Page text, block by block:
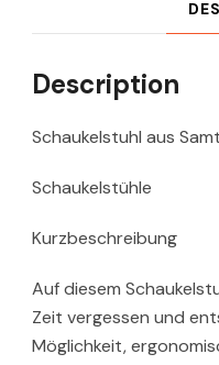
Description
Schaukelstuhl aus
Schaukelstühle
Kurzbeschreibung
Auf diesem
Zeit vergessen und
Möglichkeit,